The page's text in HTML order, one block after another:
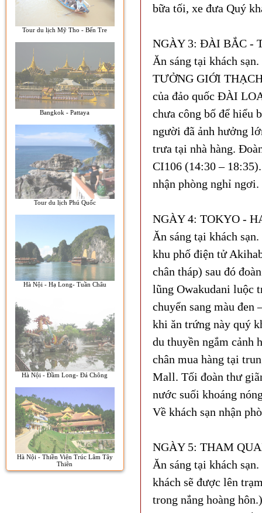
Tour du lịch Mỹ Tho - Bến Tre
Bangkok - Pattaya
Tour du lịch Phú Quốc
Hà Nội - Hạ Long- Tuần Châu
Hà Nội - Đầm Long- Đá Chông
Hà Nội - Thiền Viện Trúc Lâm Tây
Thiên
bữa tối, xe đưa Quý
NGÀY 3: ĐÀI BẮC -
Ăn sáng tại khách
TƯỞNG GIỚI
của đảo quốc ĐÀI
chưa công bố để hiểu
người đã ảnh hưởng
trưa tại nhà hàng.
CI106 (14:30 –
nhận phòng nghỉ
NGÀY 4: TOKYO -
Ăn sáng tại khách
khu phố điện tử
chân tháp) sau đó
lũng Owakudani luộc
chuyển sang màu
khi ăn trứng này quý
du thuyền ngắm cảnh
chân mua hàng tại
Mall. Tối đoàn thư
nước suối khoáng
Về khách sạn nhận
NGÀY 5: THAM
Ăn sáng tại khách
khách sẽ được lên
trong nắng hoàng